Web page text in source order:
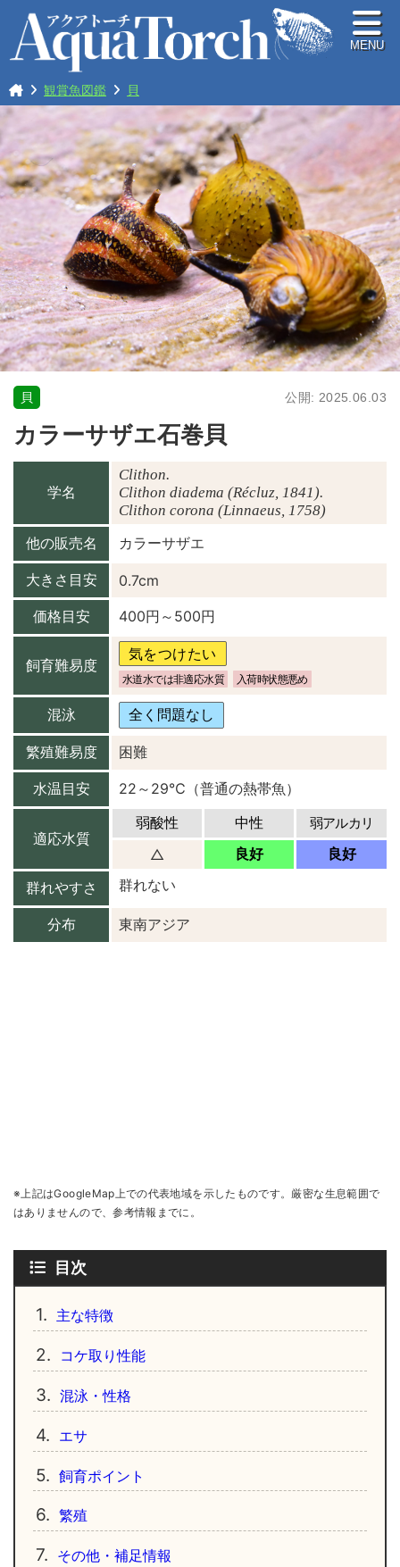
MENU
観賞魚図鑑 貝
貝 公開: 2025.06.03
カラーサザエ石巻貝
学名
Clithon.
Clithon diadema (Récluz, 1841).
Clithon corona (Linnaeus, 1758)
他の販売名 カラーサザエ
大きさ目安
0.7cm
価格目安
400円～500円
飼育難易度
気をつけたい
水道水では非適応水質 入荷時状態悪め
混泳 全く問題なし
繁殖難易度 困難
水温目安 22～29℃（普通の熱帯魚）
適応水質
弱酸性 中性 弱アルカリ
△ 良好
良好
群れやすさ
群れない
分布 東南アジア
※上記はGoogleMap上での代表地域を示したものです。厳密な生息範囲で
はありませんので、参考情報までに。
目次
1. 主な特徴
2. コケ取り性能
3. 混泳・性格
4. エサ
5. 飼育ポイント
6. 繁殖
7. その他・補足情報